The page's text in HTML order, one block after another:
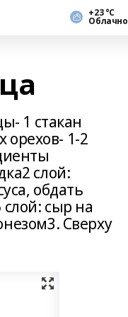
+23 °С
Облачно
1 стакан
орехов- 1-2
слой:
обдать
сыр на
Сверху